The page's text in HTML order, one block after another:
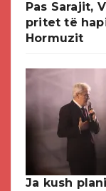
Pas Sarajit,
pritet të
Hormuzit
Ja kush